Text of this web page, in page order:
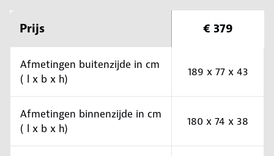
Prijs € 379
Afmetingen buitenzijde in cm
( l x b x h)
189 x 77 x 43
Afmetingen binnenzijde in cm
( l x b x h)
180 x 74 x 38